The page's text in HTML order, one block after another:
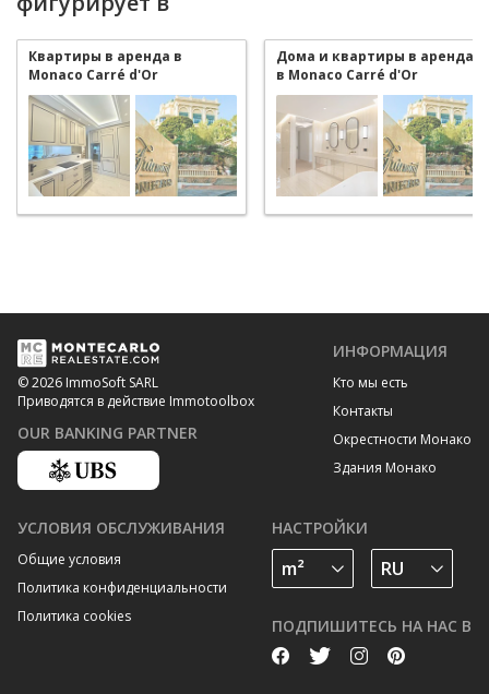
Квартиры в аренда в
Monaco Carré d'Or
Дома и квартиры в аренда
в Monaco Carré d'Or
© 2026 ImmoSoft SARL
Приводятся в действие Immotoolbox
OUR BANKING PARTNER
ИНФОРМАЦИЯ
Кто мы есть
Контакты
Окрестности Монако
Здания Монако
УСЛОВИЯ ОБСЛУЖИВАНИЯ
Общие условия
Политика конфиденциальности
Политика cookies
НАСТРОЙКИ
ПОДПИШИТЕСЬ НА НАС В